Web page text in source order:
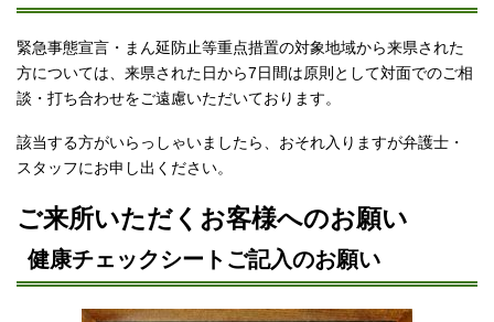
緊急事態宣言・ まん延防止等重点措置の対象地域から来県された
方については、来県された日から7日間は原則として対面でのご相
談・打ち合わせをご遠慮いただいております。
該当する方がいらっしゃいましたら、おそれ入りますが弁護士・
スタッフにお申し出ください。
ご来所いただくお客様へのお願い
健康チェックシートご記入のお願い